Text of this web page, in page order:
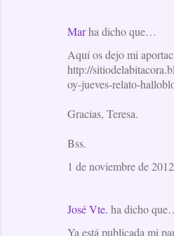
Marha dicho que…
Aquí os dejo mi
http://
oy-jueves-relato-
Gracias, Teresa.
Bss.
1 de noviembre de
José Vte. ha dicho
Ya está publicada mi